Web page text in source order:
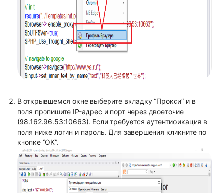
В открывшемся окне выберите вкладку “Прокси” и в
поля пропишите IP-адрес и порт через двоеточие
(98.162.96.53:10663). Если требуется аутентификация в
поля ниже логин и пароль. Для завершения кликните по
кнопке “ОК”.